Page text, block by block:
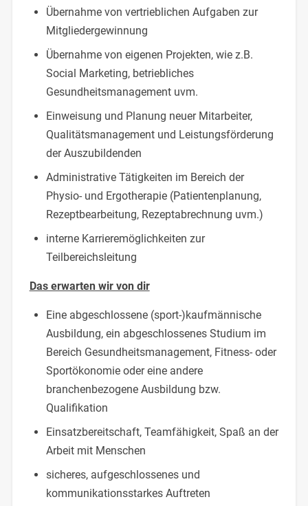
Übernahme von vertrieblichen Aufgaben zur
Mitgliedergewinnung
Übernahme von eigenen Projekten, wie z.B.
Social Marketing, betriebliches
Gesundheitsmanagement uvm.
Einweisung und Planung neuer Mitarbeiter,
Qualitätsmanagement und Leistungsförderung
der Auszubildenden
Administrative Tätigkeiten im Bereich der
Physio- und Ergotherapie (Patientenplanung,
Rezeptbearbeitung, Rezeptabrechnung uvm.)
interne Karrieremöglichkeiten zur
Teilbereichsleitung
Das erwarten wir von dir
Eine abgeschlossene (sport-)kaufmännische
Ausbildung, ein abgeschlossenes Studium im
Bereich Gesundheitsmanagement, Fitness- oder
Sportökonomie oder eine andere
branchenbezogene Ausbildung bzw.
Qualifikation
Einsatzbereitschaft, Teamfähigkeit, Spaß an der
Arbeit mit Menschen
sicheres, aufgeschlossenes und
kommunikationsstarkes Auftreten